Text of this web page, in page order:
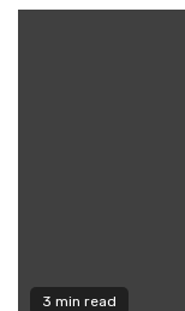
3 min read